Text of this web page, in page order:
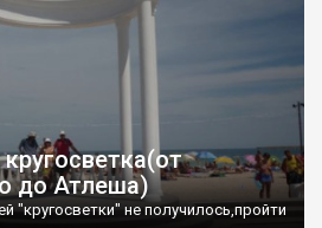
до Атлеша)
"кругосветки" не получилось,пройти